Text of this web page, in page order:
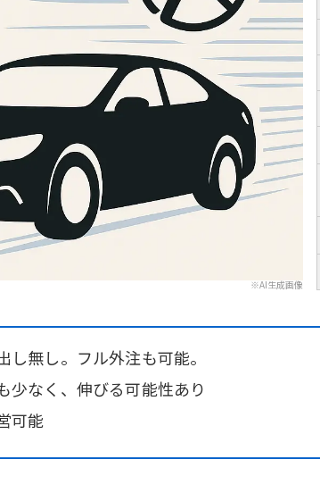
※AI生成画像
し無し。フル外注も可能。
少なく、伸びる可能性あり
可能